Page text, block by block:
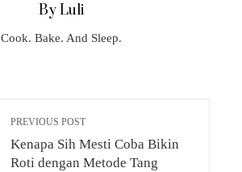
By Luli
Cook. Bake. And Sleep.
PREVIOUS POST
Kenapa Sih Mesti Coba Bikin
Roti dengan Metode Tang